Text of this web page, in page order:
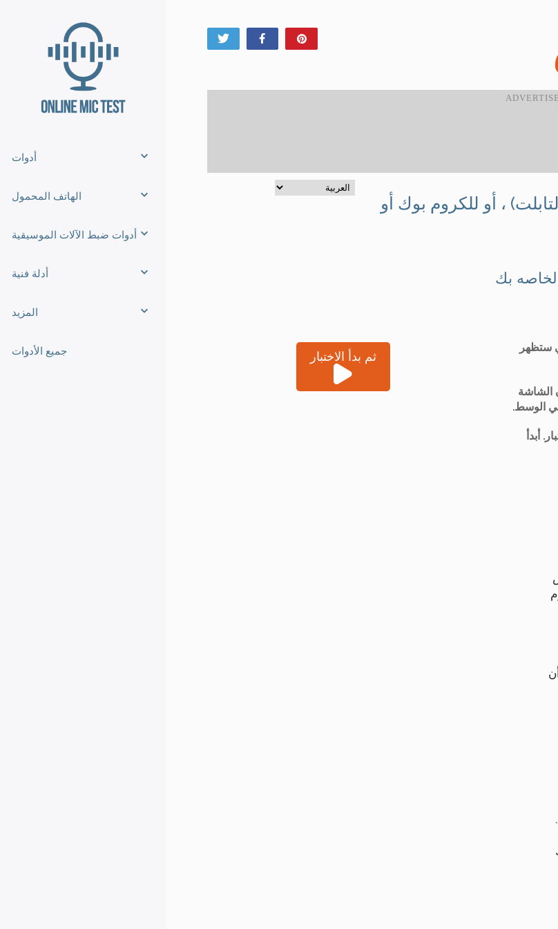
أدوات
الهاتف المحمول
أدوات ضبط الآلات الموسيقية
أدلة فنية
المزيد
جميع الأدوات
Tweet Share
، أو للكروم بوك أو
بك
ستظهر
الشاشة
الوسط.
أبدأ
ثم بدأ الاختبار